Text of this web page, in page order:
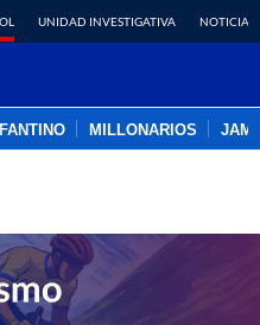
UNIDAD INVESTIGATIVA NOTICIAS
MILLONARIOS